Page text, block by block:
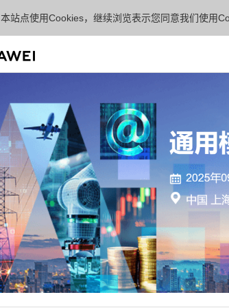
本站点使用Cookies，继续浏览表示您同意我们使用